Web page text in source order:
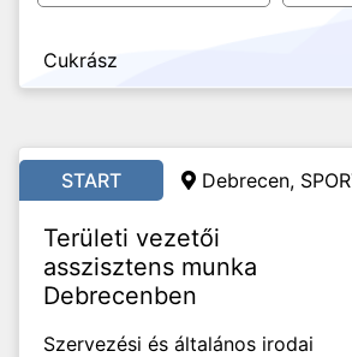
Cukrász
START Debrecen,
Területi vezetői
asszisztens munka
Debrecenben
Szervezési és általános irodai